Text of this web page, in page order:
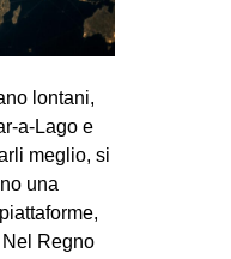
lontani,
a-Lago e
meglio, si
una
Regno